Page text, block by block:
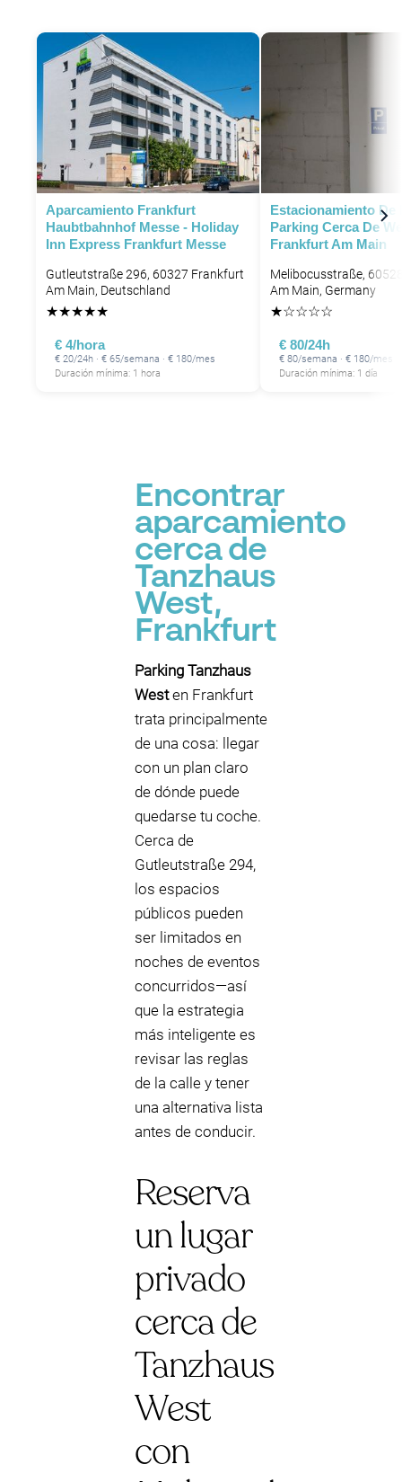
Aparcamiento Frankfurt
Haubtbahnhof Messe - Holiday
Inn Express Frankfurt Messe
Gutleutstraße 296, 60327 Frankfurt
Am Main, Deutschland
★★★★★
€ 4/hora
€ 20/24h · € 65/semana · € 180/mes
Duración mínima: 1 hora
Estacionamiento De
Parking Cerca De
Frankfurt Am Main
Melibocusstraße,
Am Main, Germany
★☆☆☆☆
€ 80/24h
€ 80/semana · € 180/mes
Duración mínima: 1 día
Encontrar
aparcamiento
cerca de
Tanzhaus
West,
Frankfurt
Parking Tanzhaus
Westen Frankfurt
trata principalmente
de una cosa: llegar
con un plan claro
de dónde puede
quedarse tu coche.
Cerca de
Gutleutstraße 294,
los espacios
públicos pueden
ser limitados en
noches de eventos
concurridos—así
que la estrategia
más inteligente es
revisar las reglas
de la calle y tener
una alternativa lista
antes de conducir.
Reserva
un lugar
privado
cerca de
Tanzhaus
West
con